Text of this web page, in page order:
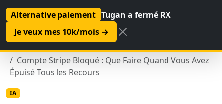
Accueil
IA
Compte Stripe Bloqué : Que Faire Quand Vous Avez
Épuisé Tous les Recours
IA
Alternative paiement Tugan a fermé RX
Je veux mes 10k/mois →